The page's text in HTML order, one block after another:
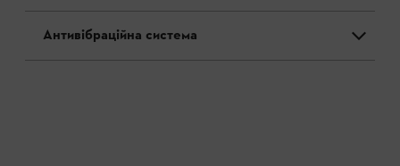
Антивібраційна система